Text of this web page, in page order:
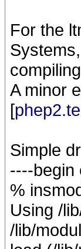
For the
Systems,
A minor
[
Simple
----begin
%
Using /
/lib/